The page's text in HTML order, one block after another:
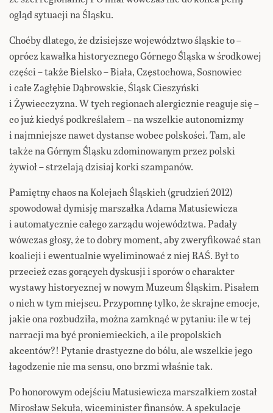
ogląd sytuacji na Śląsku.
Choćby dlatego, że dzisiejsze województwo śląskie to –
oprócz kawałka historycznego Górnego Śląska w środkowej
części – także Bielsko – Biała, Częstochowa, Sosnowiec
i całe Zagłębie Dąbrowskie, Śląsk Cieszyński
i Żywiecczyzna. W tych regionach alergicznie reaguje się –
co już kiedyś podkreślałem – na wszelkie autonomizmy
i najmniejsze nawet dystanse wobec polskości. Tam, ale
także na Górnym Śląsku zdominowanym przez polski
żywioł – strzelają dzisiaj korki szampanów.
Pamiętny chaos na Kolejach Śląskich (grudzień 2012)
spowodował dymisję marszałka Adama Matusiewicza
i automatycznie całego zarządu województwa. Padały
wówczas głosy, że to dobry moment, aby zweryfikować stan
koalicji i ewentualnie wyeliminować z niej RAŚ. Był to
przecież czas gorących dyskusji i sporów o charakter
wystawy historycznej w nowym Muzeum Śląskim. Pisałem
o nich w tym miejscu. Przypomnę tylko, że skrajne emocje,
jakie ona rozbudziła, można zamknąć w pytaniu: ile w tej
narracji ma być proniemieckich, a ile propolskich
akcentów?! Pytanie drastyczne do bólu, ale wszelkie jego
łagodzenie nie ma sensu, ono brzmi właśnie tak.
Po honorowym odejściu Matusiewicza marszałkiem został
Mirosław Sekuła, wiceminister finansów. A spekulacje